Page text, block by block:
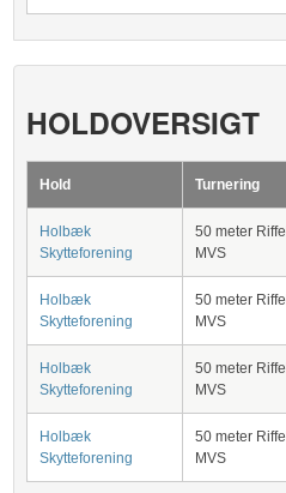
HOLDOVERSIGT
Hold Turnering
Holbæk
Skytteforening
50 meter Riffel
MVS
Holbæk
Skytteforening
50 meter Riffel
MVS
Holbæk
Skytteforening
50 meter Riffel
MVS
Holbæk
Skytteforening
50 meter Riffel
MVS